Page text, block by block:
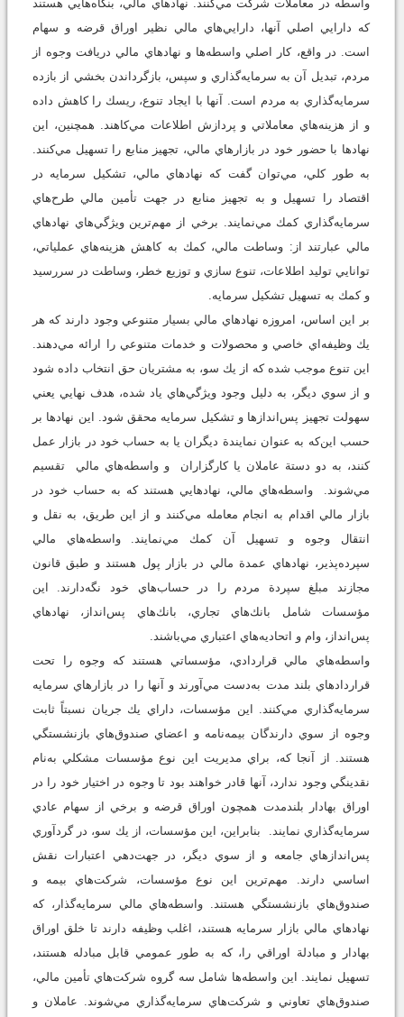
واسطه در معاملات شركت مي‌كنند. نهادهاي مالي، بنگاه‌هايي هستند
كه دارايي اصلي آنها، دارايي‌هاي مالي نظير اوراق قرضه و سهام
است. در واقع، كار اصلي واسطه‌ها و نهادهاي مالي دريافت وجوه از
مردم، تبديل آن به سرمايه‌گذاري و سپس، بازگرداندن بخشي از بازده
سرمايه‌گذاري به مردم است. آنها با ايجاد تنوع، ريسك را كاهش داده
و از هزينه‌هاي معاملاتي و پردازش اطلاعات مي‌كاهند. همچنين، اين
نهادها با حضور خود در بازارهاي مالي، تجهيز منابع را تسهيل مي‌كنند.
به طور كلي، مي‌توان گفت كه نهادهاي مالي، تشكيل سرمايه در
اقتصاد را تسهيل و به تجهيز منابع در جهت تأمين مالي طرح‌هاي
سرمايه‌گذاري كمك مي‌نمايند. برخي از مهم‌ترين ويژگي‌هاي نهادهاي
مالي عبارتند از: وساطت مالي، كمك به كاهش هزينه‌هاي عملياتي،
توانايي توليد اطلاعات، تنوع سازي و توزيع خطر، وساطت در سررسيد
و كمك به تسهيل تشكيل سرمايه.
بر اين اساس، امروزه نهادهاي مالي بسيار متنوعي وجود دارند كه هر
يك وظيفه‌اي خاصي و محصولات و خدمات متنوعي را ارائه مي‌دهند.
اين تنوع موجب شده كه از يك سو، به مشتريان حق انتخاب داده شود
و از سوي ديگر، به دليل وجود ويژگي‌هاي ياد شده، هدف نهايي يعني
سهولت تجهيز پس‌اندازها و تشكيل سرمايه محقق شود. اين نهادها بر
حسب اين‌كه به عنوان نمايندة ديگران يا به حساب خود در بازار عمل
كنند، به دو دستة عاملان يا كارگزاران و واسطه‌هاي مالي تقسيم
مي‌شوند. واسطه‌هاي مالي، نهادهايي هستند كه به حساب خود در
بازار مالي اقدام به انجام معامله مي‌كنند و از اين طريق، به نقل و
انتقال وجوه و تسهيل آن كمك مي‌نمايند. واسطه‌هاي مالي
سپرده‌پذير، نهادهاي عمدة مالي در بازار پول هستند و طبق قانون
مجازند مبلغ سپردة مردم را در حساب‌هاي خود نگه‌دارند. اين
مؤسسات شامل بانك‌هاي تجاري، بانك‌هاي پس‌انداز، نهادهاي
پس‌انداز، وام و اتحاديه‌هاي اعتباري مي‌باشند.
واسطه‌هاي مالي قراردادي، مؤسساتي هستند كه وجوه را تحت
قراردادهاي بلند مدت به‌دست مي‌آورند و آنها را در بازارهاي سرمايه
سرمايه‌گذاري مي‌كنند. اين مؤسسات، داراي يك جريان نسبتاً ثابت
وجوه از سوي دارندگان بيمه‌نامه و اعضاي صندوق‌هاي بازنشستگي
هستند. از آنجا كه، براي مديريت اين نوع مؤسسات مشكلي به‌نام
نقدينگي وجود ندارد، آنها قادر خواهند بود تا وجوه در اختيار خود را در
اوراق بهادار بلندمدت همچون اوراق قرضه و برخي از سهام عادي
سرمايه‌گذاري نمايند. بنابراين، اين مؤسسات، از يك سو، در گردآوري
پس‌اندازهاي جامعه و از سوي ديگر، در جهت‌دهي اعتبارات نقش
اساسي دارند. مهم‌ترين اين نوع مؤسسات، شركت‌هاي بيمه و
صندوق‌هاي بازنشستگي هستند. واسطه‌هاي مالي سرمايه‌گذار، كه
نهادهاي مالي بازار سرمايه هستند، اغلب وظيفه دارند تا خلق اوراق
بهادار و مبادلة اوراقي را، كه به طور عمومي قابل مبادله هستند،
تسهيل نمايند. اين واسطه‌ها شامل سه گروه شركت‌هاي تأمين مالي،
صندوق‌هاي تعاوني و شركت‌هاي سرمايه‌گذاري مي‌شوند. عاملان و